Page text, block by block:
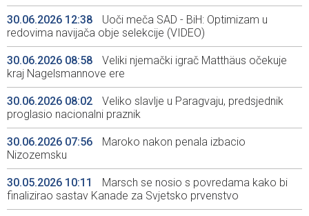
30.06.2026 12:38
Uoči meča SAD - BiH: Optimizam u
redovima navijača obje selekcije (VIDEO)
30.06.2026 08:58
Veliki njemački igrač Matthäus očekuje
kraj Nagelsmannove ere
30.06.2026 08:02
Veliko slavlje u Paragvaju, predsjednik
proglasio nacionalni praznik
30.06.2026 07:56
Maroko nakon penala izbacio
Nizozemsku
30.05.2026 10:11
Marsch se nosio s povredama kako bi
finalizirao sastav Kanade za Svjetsko prvenstvo